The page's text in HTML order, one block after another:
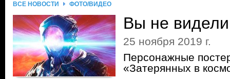
ВСЕ НОВОСТИ ФОТО/ВИДЕО
Вы не
25 ноября 2019 г.
Персонажные
«Затерянных в